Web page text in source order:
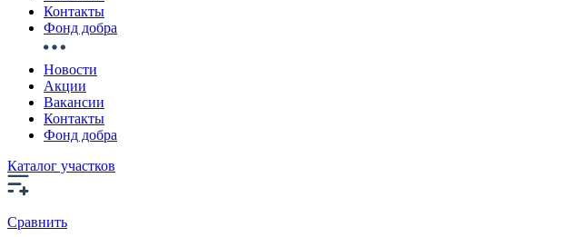
Контакты
Фонд добра
Новости
Акции
Вакансии
Контакты
Фонд добра
Каталог участков
Сравнить